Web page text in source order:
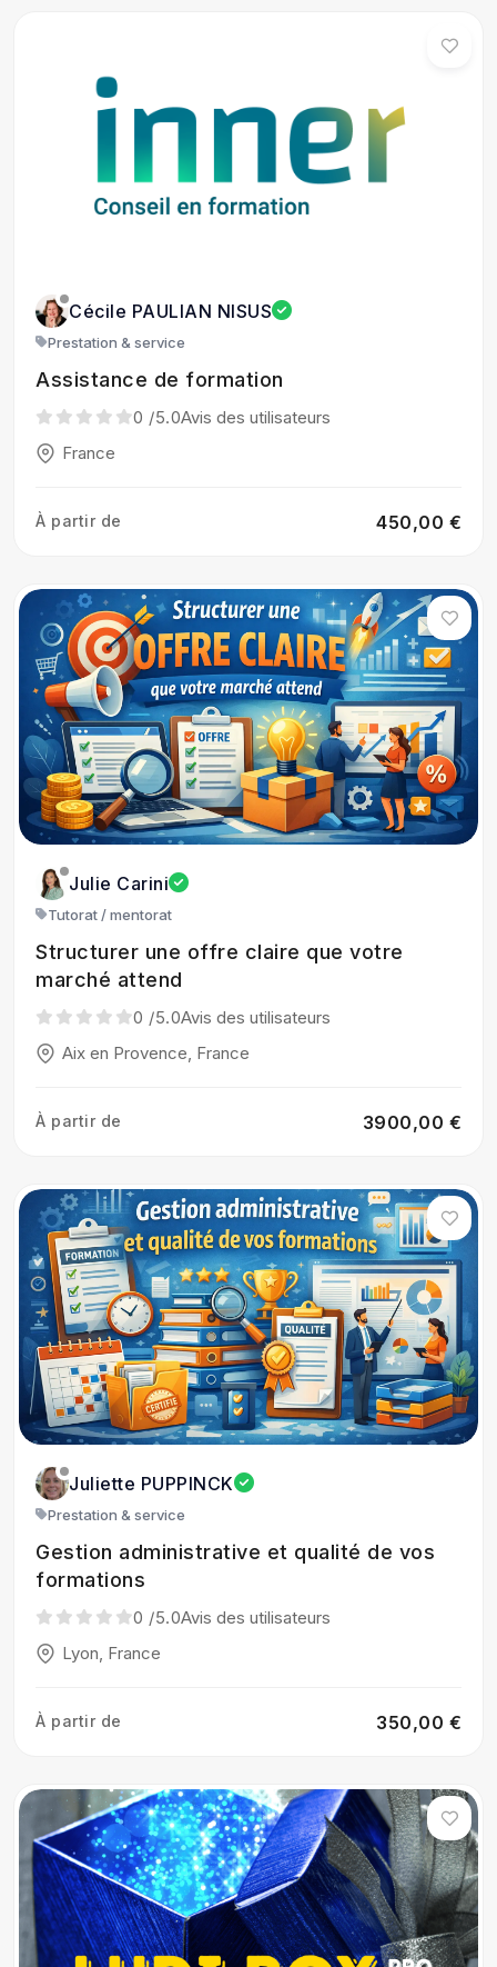
Cécile PAULIAN NISUS
Prestation & service
Assistance de formation
0 /5.0Avis des utilisateurs
France
À partir de 450,00 €
Julie Carini
Tutorat / mentorat
Structurer une offre claire que votre
marché attend
0 /5.0Avis des utilisateurs
Aix en Provence, France
À partir de 3900,00 €
Juliette PUPPINCK
Prestation & service
Gestion administrative et qualité de vos
formations
0 /5.0Avis des utilisateurs
Lyon, France
À partir de 350,00 €